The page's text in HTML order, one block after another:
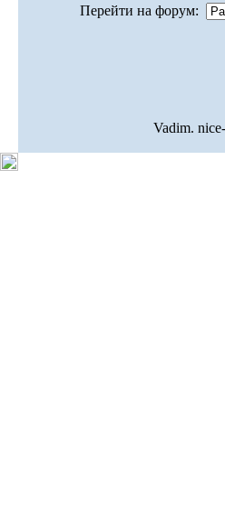
Перейти на форум:
Vadim.